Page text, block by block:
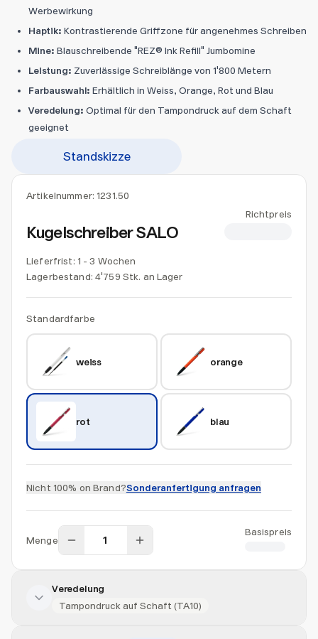
Artikelnummer: 1231.50
Kugelschreiber SALO
Richtpreis
Lieferfrist: 1 - 3 Wochen
Lagerbestand: 4'759 Stk. an Lager
Standardfarbe
weiss orange
rot blau
Nicht 100% on Brand?Sonderanfertigung anfragen
Menge
Basispreis
Veredelung
Tampondruck auf Schaft (TA10)
Werbewirkung
Haptik: Kontrastierende Griffzone für angenehmes Schreiben
Mine: Blauschreibende "REZ® Ink Refill" Jumbomine
Leistung: Zuverlässige Schreiblänge von 1'800 Metern
Farbauswahl: Erhältlich in Weiss, Orange, Rot und Blau
Veredelung: Optimal für den Tampondruck auf dem Schaft
geeignet
Standskizze